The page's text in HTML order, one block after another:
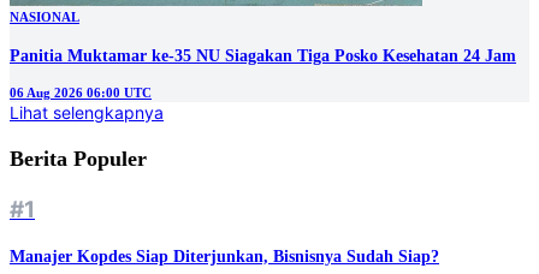
NASIONAL
Panitia Muktamar ke-35 NU Siagakan Tiga Posko Kesehatan 24 Jam
06 Aug 2026 06:00 UTC
Lihat selengkapnya
Berita Populer
#1
Manajer Kopdes Siap Diterjunkan, Bisnisnya Sudah Siap?